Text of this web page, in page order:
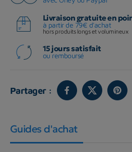
Livraison gratuite en
à partir de 79€ d'achat
hors produits longs et volumineux
15 jours satisfait
ou remboursé
Partager :
Guides d'achat